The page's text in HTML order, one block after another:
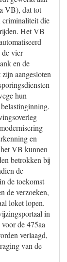
VB), dat tot
criminaliteit die
Het VB
de vier
en de
aangesloten
hun
en
VB kunnen
betrokken bij
de
de toekomst
de verzoeken,
loket lopen.
in
de 475aa
verlaagd,
van de